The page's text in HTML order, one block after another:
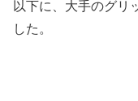
以下に、大手のグリ
した。